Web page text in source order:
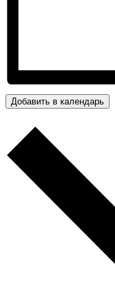
Добавить в календарь